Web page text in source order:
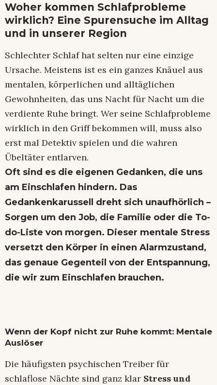
Woher kommen Schlafprobleme
wirklich? Eine Spurensuche im Alltag
und in unserer Region
Schlechter Schlaf hat selten nur eine einzige
Ursache. Meistens ist es ein ganzes Knäuel aus
mentalen, körperlichen und alltäglichen
Gewohnheiten, das uns Nacht für Nacht um die
verdiente Ruhe bringt. Wer seine Schlafprobleme
wirklich in den Griff bekommen will, muss also
erst mal Detektiv spielen und die wahren
Übeltäter entlarven.
Oft sind es die eigenen Gedanken, die uns
am Einschlafen hindern. Das
Gedankenkarussell dreht sich unaufhörlich –
Sorgen um den Job, die Familie oder die To-
do-Liste von morgen. Dieser mentale Stress
versetzt den Körper in einen Alarmzustand,
das genaue Gegenteil von der Entspannung,
die wir zum Einschlafen brauchen.
Wenn der Kopf nicht zur Ruhe kommt: Mentale
Auslöser
Die häufigsten psychischen Treiber für
schlaflose Nächte sind ganz klar Stress und